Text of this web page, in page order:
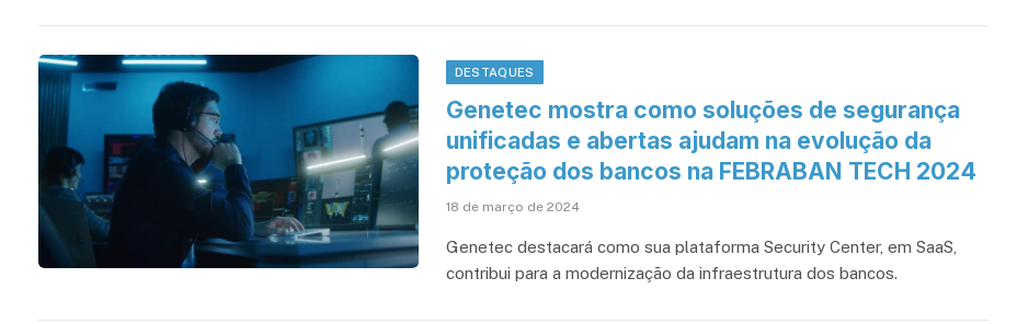
DESTAQUES
Genetec mostra como soluções de segurança
unificadas e abertas ajudam na evolução da
proteção dos bancos na FEBRABAN TECH 2024
18 de março de 2024
Genetec destacará como sua plataforma Security Center, em SaaS,
contribui para a modernização da infraestrutura dos bancos.